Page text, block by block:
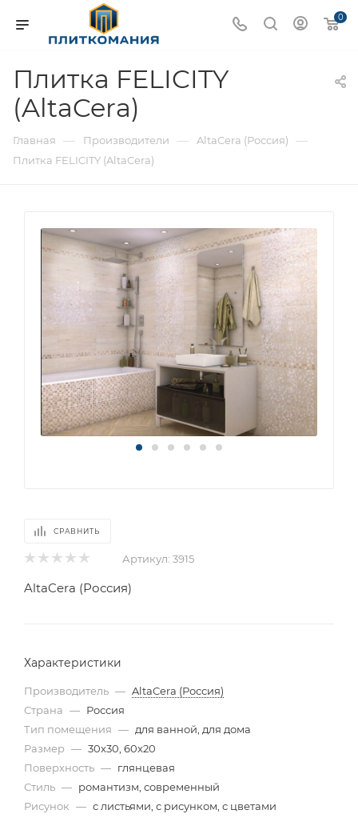
0
Плитка FELICITY
(AltaCera)
Главная — Производители — AltaCera (Россия) —
Плитка FELICITY (AltaCera)
СРАВНИТЬ
Артикул: 3915
AltaCera (Россия)
Характеристики
Производитель — AltaCera (Россия)
Страна — Россия
Тип помещения — для ванной, для дома
Размер — 30x30, 60x20
Поверхность — глянцевая
Стиль — романтизм, современный
Рисунок — с листьями, с рисунком, с цветами